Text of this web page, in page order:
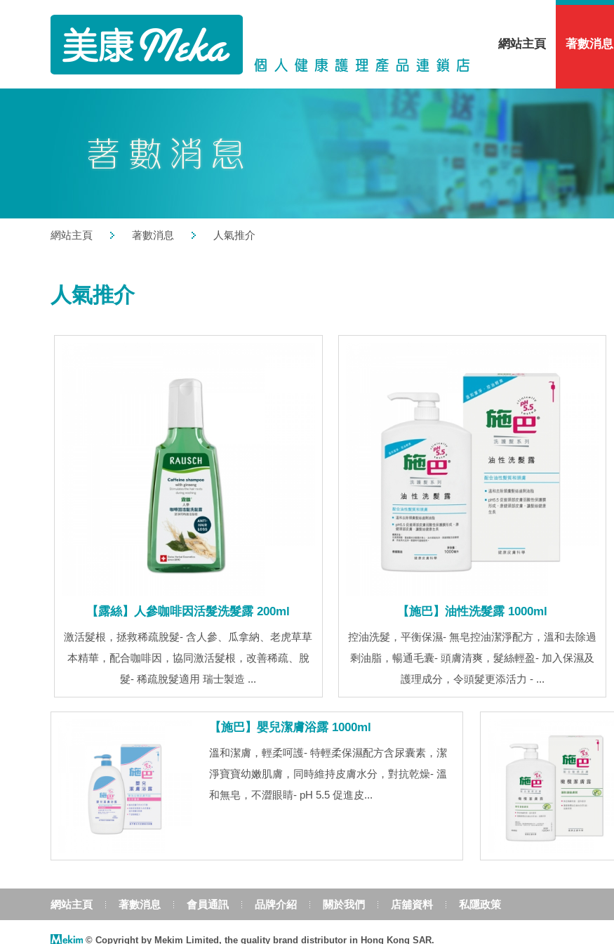
網站主頁 著數消息
網站主頁 著數消息 人氣推介
人氣推介
【露絲】人參咖啡因活髮洗髮露 200ml
激活髮根，拯救稀疏脫髮- 含人參、瓜拿納、老虎草草
本精華，配合咖啡因，協同激活髮根，改善稀疏、脫
髮- 稀疏脫髮適用 瑞士製造 ...
【施巴】油性洗髮露 1000ml
控油洗髮，平衡保濕- 無皂控油潔淨配方，溫和去除過
剩油脂，暢通毛囊- 頭膚清爽，髮絲輕盈- 加入保濕及
護理成分，令頭髮更添活力 - ...
【施巴】嬰兒潔膚浴露 1000ml
溫和潔膚，輕柔呵護- 特輕柔保濕配方含尿囊素，潔
淨寶寶幼嫩肌膚，同時維持皮膚水分，對抗乾燥- 溫
和無皂，不澀眼睛- pH 5.5 促進皮...
網站主頁 著數消息 會員通訊 品牌介紹 關於我們 店舖資料 私隱政策
© Copyright by Mekim Limited, the quality brand distributor in Hong Kong SAR.